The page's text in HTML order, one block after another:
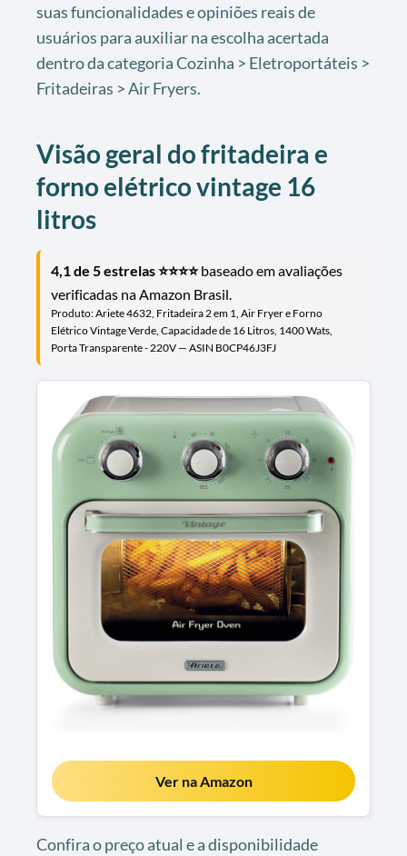
suas funcionalidades e opiniões reais de
usuários para auxiliar na escolha acertada
dentro da categoria Cozinha > Eletroportáteis >
Fritadeiras > Air Fryers.
Visão geral do fritadeira e
forno elétrico vintage 16
litros
4,1 de 5 estrelas ⭐⭐⭐⭐baseado em avaliações
verificadas na Amazon Brasil.
Produto: Ariete 4632, Fritadeira 2 em 1, Air Fryer e Forno
Elétrico Vintage Verde, Capacidade de 16 Litros, 1400 Wats,
Porta Transparente - 220V — ASIN B0CP46J3FJ
Ver na Amazon
Confira o preço atual e a disponibilidade